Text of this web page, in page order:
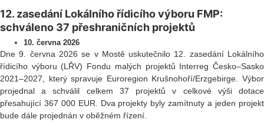
12. zasedání Lokálního řídicího výboru FMP:
schváleno 37 přeshraničních projektů
10. června 2026
Dne 9. června 2026 se v Mostě uskutečnilo 12. zasedání Lokálního
řídicího výboru (LŘV) Fondu malých projektů Interreg Česko–Sasko
2021–2027, který spravuje Euroregion Krušnohoří/Erzgebirge. Výbor
projednal a schválil celkem 37 projektů v celkové výši dotace
přesahující 367 000 EUR. Dva projekty byly zamítnuty a jeden projekt
bude dále projednán v oběžném řízení.